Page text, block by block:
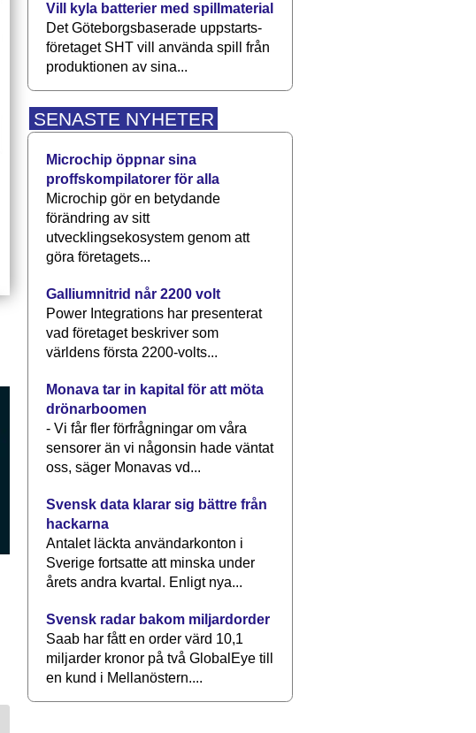
Vill kyla batterier med spillmaterial
Det Göteborgsbaserade upp­starts­
företaget SHT vill använda spill från
produktionen av sina...
SENASTE NYHETER
Microchip öppnar sina
proffskompilatorer för alla
Microchip gör en betydande
förändring av sitt
utvecklingsekosystem genom att
göra företagets...
Galliumnitrid når 2200 volt
Power Integrations har presenterat
vad företaget beskriver som
världens första 2200-volts...
Monava tar in kapital för att möta
drönarboomen
- Vi får fler förfrågningar om våra
sensorer än vi någonsin hade väntat
oss, säger Monavas vd...
Svensk data klarar sig bättre från
hackarna
Antalet läckta användarkonton i
Sverige fortsatte att minska under
årets andra kvartal. Enligt nya...
Svensk radar bakom miljardorder
Saab har fått en order värd 10,1
miljarder kronor på två GlobalEye till
en kund i Mellanöstern....